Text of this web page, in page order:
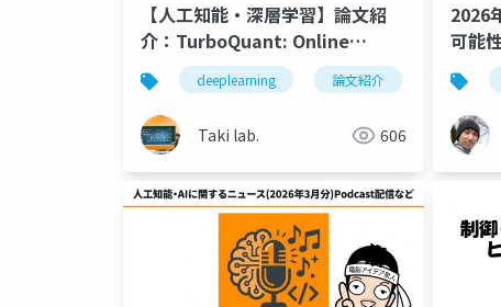
【人工知能・深層学習】論文紹
介：TurboQuant: Online
Vector Quantization with
Near-optimal Distortion Rate
deeplearning 論文紹介 深層学習
Taki lab. 606
2026
可能
ク・